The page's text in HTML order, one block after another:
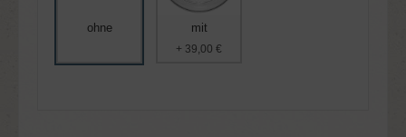
ohne mit
+ 39,00 €